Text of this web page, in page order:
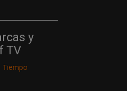
y
TV
Tiempo